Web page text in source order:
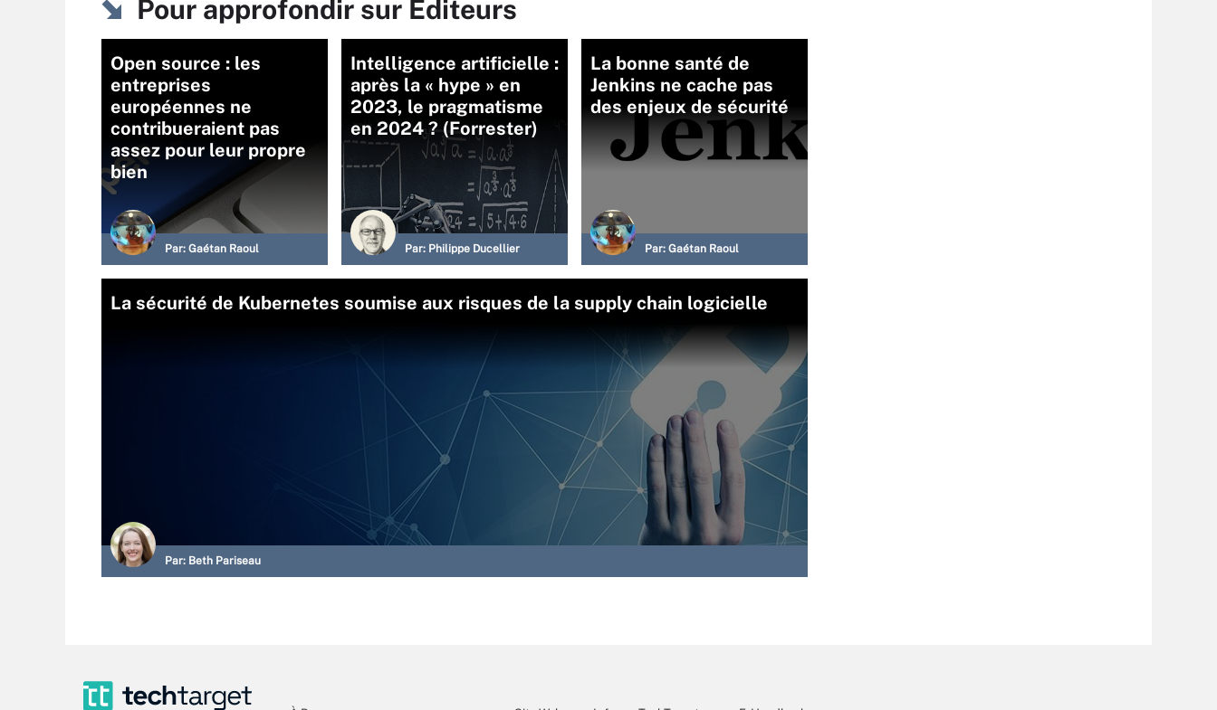
Pour approfondir sur Editeurs
Open source : les
entreprises
européennes ne
contribueraient pas
assez pour leur propre
bien
Par: Gaétan Raoul
Intelligence artificielle :
après la « hype » en
2023, le pragmatisme
en 2024 ? (Forrester)
Par: Philippe Ducellier
La bonne santé de
Jenkins ne cache pas
des enjeux de sécurité
Par: Gaétan Raoul
La sécurité de Kubernetes soumise aux risques de la supply chain logicielle
Par: Beth Pariseau